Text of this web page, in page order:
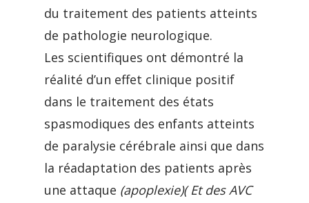
du traitement des patients atteints
de pathologie neurologique.
Les scientifiques ont démontré la
réalité d’un effet clinique positif
dans le traitement des états
spasmodiques des enfants atteints
de paralysie cérébrale ainsi que dans
la réadaptation des patients après
une attaque (apoplexie)( Et des AVC